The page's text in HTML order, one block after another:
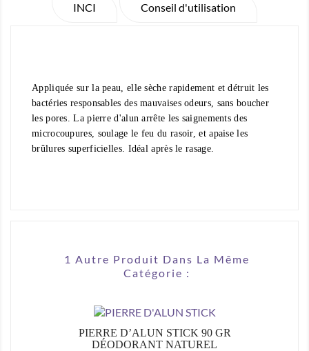
INCI Conseil d'utilisation
Appliquée sur la peau, elle sèche rapidement et détruit les
bactéries responsables des mauvaises odeurs, sans boucher
les pores. La pierre d'alun arrête les saignements des
microcoupures, soulage le feu du rasoir, et apaise les
brûlures superficielles. Idéal après le rasage.
1 Autre Produit Dans La Même
Catégorie :
PIERRE D’ALUN STICK 90 GR
DÉODORANT NATUREL